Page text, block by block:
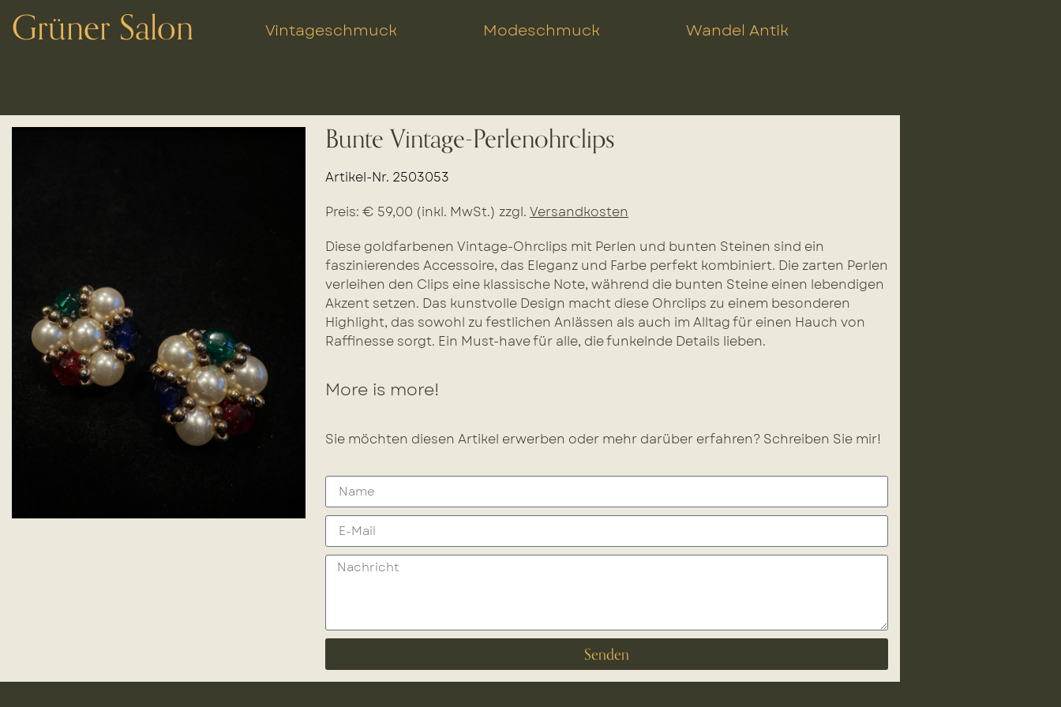
Grüner Salon Vintageschmuck Modeschmuck Wandel Antik
Bunte Vintage-Perlenohrclips
Artikel-Nr. 2503053
Preis: € 59,00 (inkl. MwSt.) zzgl. Versandkosten
Diese goldfarbenen Vintage-Ohrclips mit Perlen und bunten Steinen sind ein
faszinierendes Accessoire, das Eleganz und Farbe perfekt kombiniert. Die zarten Perlen
verleihen den Clips eine klassische Note, während die bunten Steine einen lebendigen
Akzent setzen. Das kunstvolle Design macht diese Ohrclips zu einem besonderen
Highlight, das sowohl zu festlichen Anlässen als auch im Alltag für einen Hauch von
Raffinesse sorgt. Ein Must-have für alle, die funkelnde Details lieben.
More is more!
Sie möchten diesen Artikel erwerben oder mehr darüber erfahren? Schreiben Sie mir!
Senden